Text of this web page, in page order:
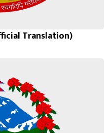
Translation)